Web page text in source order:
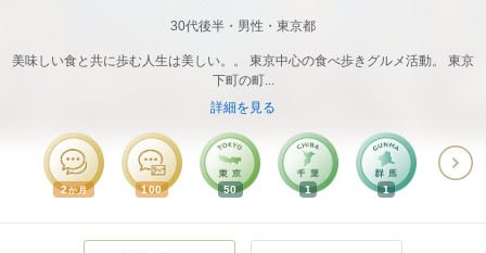
30代後半・男性・東京都
美味しい食と共に歩む人生は美しい。。 東京中心の食べ歩きグルメ活動。 東京
下町の町...
詳細を見る
2か月 100 50 1 1